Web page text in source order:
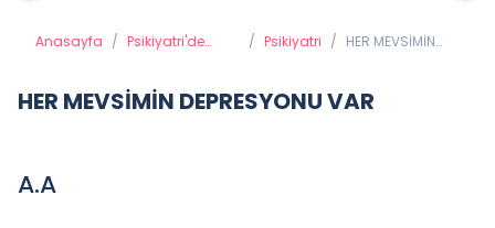
Anasayfa / Psikiyatri'de
/ Psikiyatri / HER MEVSİMİN
HER MEVSİMİN DEPRESYONU VAR
A.A